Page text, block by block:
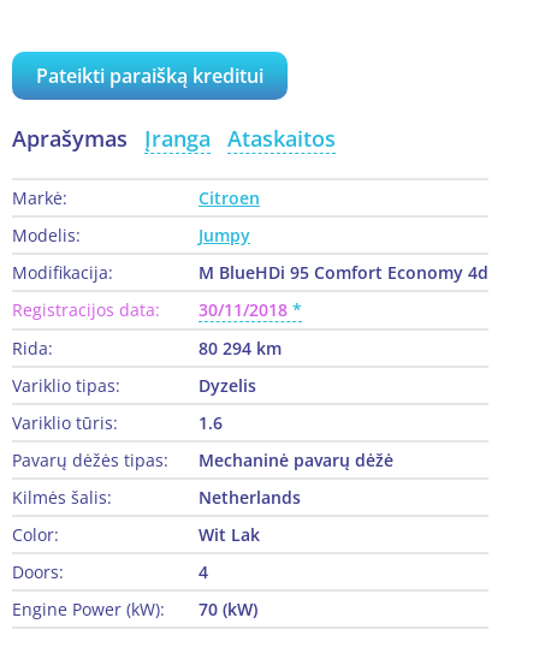
Pateikti paraišką kreditui
Aprašymas Įranga Ataskaitos
Markė:
Citroen
Modelis:
Jumpy
Modifikacija:
M BlueHDi 95 Comfort Economy 4d
Registracijos data:
30/11/2018
Rida:
80 294 km
Variklio tipas:
Dyzelis
Variklio tūris:
1.6
Pavarų dėžės tipas:
Mechaninė pavarų dėžė
Kilmės šalis:
Netherlands
Color:
Wit Lak
Doors:
4
Engine Power (kW):
70 (kW)